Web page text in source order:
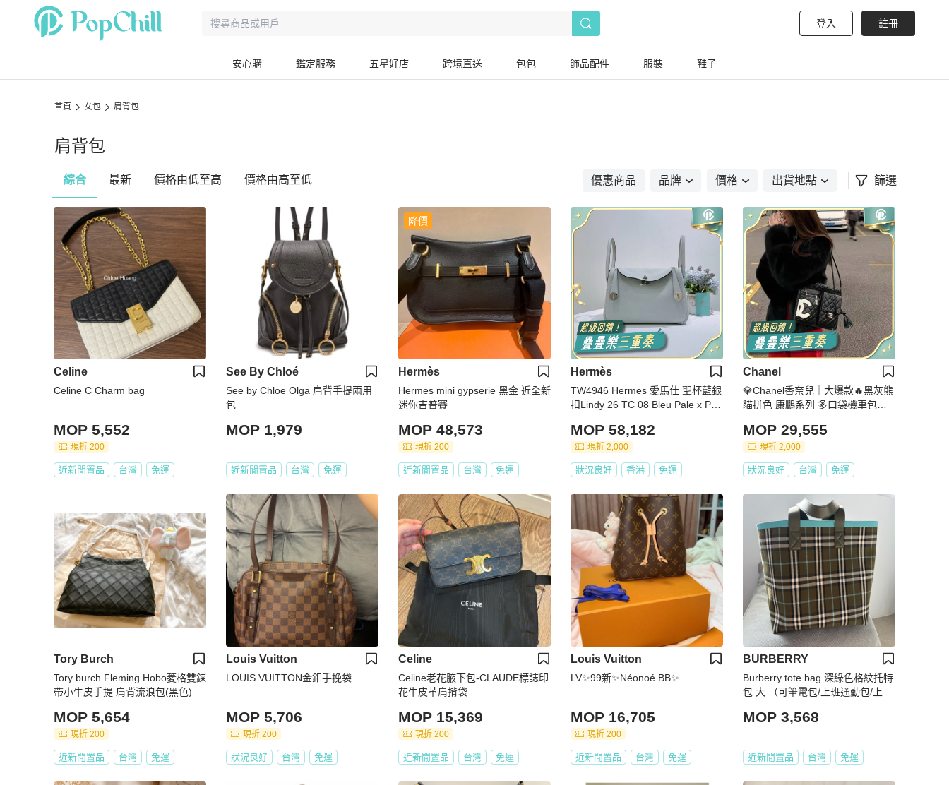
登入 註冊
安心購 鑑定服務 五星好店 跨境直送 包包 飾品配件 服裝 鞋子
首頁 女包 肩背包
肩背包
綜合 最新 價格由低至高 價格由高至低 優惠商品 品牌 價格 出貨地點 篩選
Celine
Celine C Charm bag
MOP 5,552
現折 200
近新閒置品 台灣 免運
See By Chloé
See by Chloe Olga 肩背手提兩用
包
MOP 1,979
近新閒置品 台灣 免運
降價
Hermès
Hermes mini gypserie 黑金 近全新
迷你吉普賽
MOP 48,573
現折 200
近新閒置品 台灣 免運
Hermès
TW4946 Hermes 愛馬仕 聖杯藍銀
扣Lindy 26 TC 08 Bleu Pale x PH
MOP 58,182
現折 2,000
狀況良好 香港 免運
Chanel
💎Chanel香奈兒｜大爆款🔥黑灰熊
貓拼色 康鵬系列 多口袋機車包｜9
MOP 29,555
現折 2,000
狀況良好 台灣 免運
Tory Burch
Tory burch Fleming Hobo菱格雙鍊
帶小牛皮手提 肩背流浪包(黑色)
MOP 5,654
現折 200
近新閒置品 台灣 免運
Louis Vuitton
LOUIS VUITTON金釦手挽袋
MOP 5,706
現折 200
狀況良好 台灣 免運
Celine
Celine老花腋下包-CLAUDE標誌印
花牛皮革肩揹袋
MOP 15,369
現折 200
近新閒置品 台灣 免運
Louis Vuitton
LV✨99新✨Néonoé BB✨
MOP 16,705
現折 200
近新閒置品 台灣 免運
BURBERRY
Burberry tote bag 深綠色格紋托特
包 大 （可筆電包/上班通勤包/上學
MOP 3,568
近新閒置品 台灣 免運